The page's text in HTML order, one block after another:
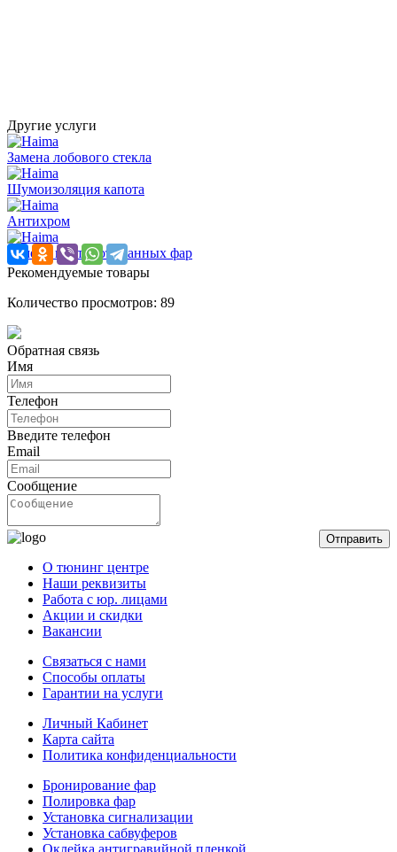
Другие услуги
Замена лобового стекла
Шумоизоляция капота
Антихром
Ремонт противотуманных фар
Рекомендуемые товары
Количество просмотров: 89
Обратная связь
Имя
Телефон
Введите телефон
Email
Сообщение
Отправить
О тюнинг центре
Наши реквизиты
Работа с юр. лицами
Акции и скидки
Вакансии
Связаться с нами
Способы оплаты
Гарантии на услуги
Личный Кабинет
Карта сайта
Политика конфиденциальности
Бронирование фар
Полировка фар
Установка сигнализации
Установка сабвуферов